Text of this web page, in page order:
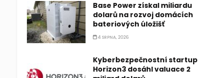
Base Power získal miliardu
dolarů na rozvoj domácích
bateriových úložišť
4 SRPNA, 2026
Kyberbezpečnostní startup
Horizon3 dosáhl valuace 2